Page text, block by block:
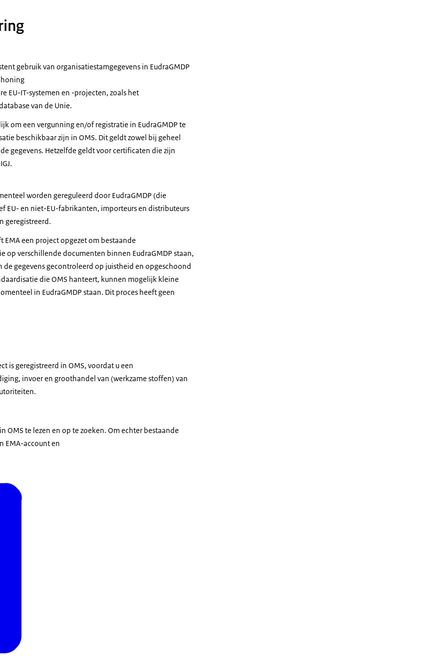
gebruik van organisatiestamgegevens in EudraGMDP
EU-IT-systemen en -projecten, zoals het
van de Unie.
om een vergunning en/of registratie in EudraGMDP te
beschikbaar zijn in OMS. Dit geldt zowel bij geheel
gegevens. Hetzelfde geldt voor certificaten die zijn
worden gereguleerd door EudraGMDP (die
EU- en niet-EU-fabrikanten, importeurs en distributeurs
geregistreerd.
een project opgezet om bestaande
op verschillende documenten binnen EudraGMDP staan,
gegevens gecontroleerd op juistheid en opgeschoond
die OMS hanteert, kunnen mogelijk kleine
in EudraGMDP staan. Dit proces heeft geen
is geregistreerd in OMS, voordat u een
invoer en groothandel van (werkzame stoffen) van
te lezen en op te zoeken. Om echter bestaande
EMA-account en